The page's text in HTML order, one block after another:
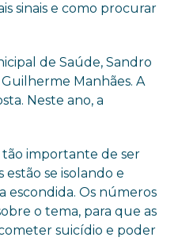
sinais e como procurar
de Saúde, Sandro
Manhães. A
Neste ano, a
tão importante de ser
se isolando e
escondida. Os números
o tema, para que as
suicídio e poder